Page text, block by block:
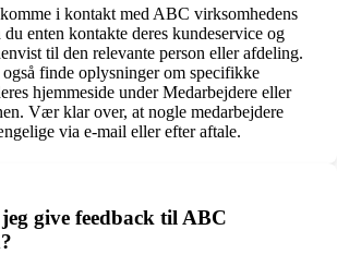
i kontakt med ABC virksomhedens
enten kontakte deres kundeservice og
til den relevante person eller afdeling.
finde oplysninger om specifikke
hjemmeside under Medarbejdere eller
Vær klar over, at nogle medarbejdere
via e-mail eller efter aftale.
give feedback til ABC